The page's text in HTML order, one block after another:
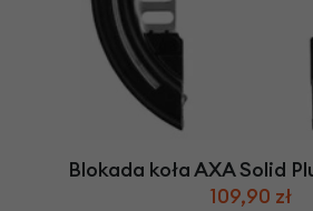
Blokada koła AXA Solid
109,90 zł